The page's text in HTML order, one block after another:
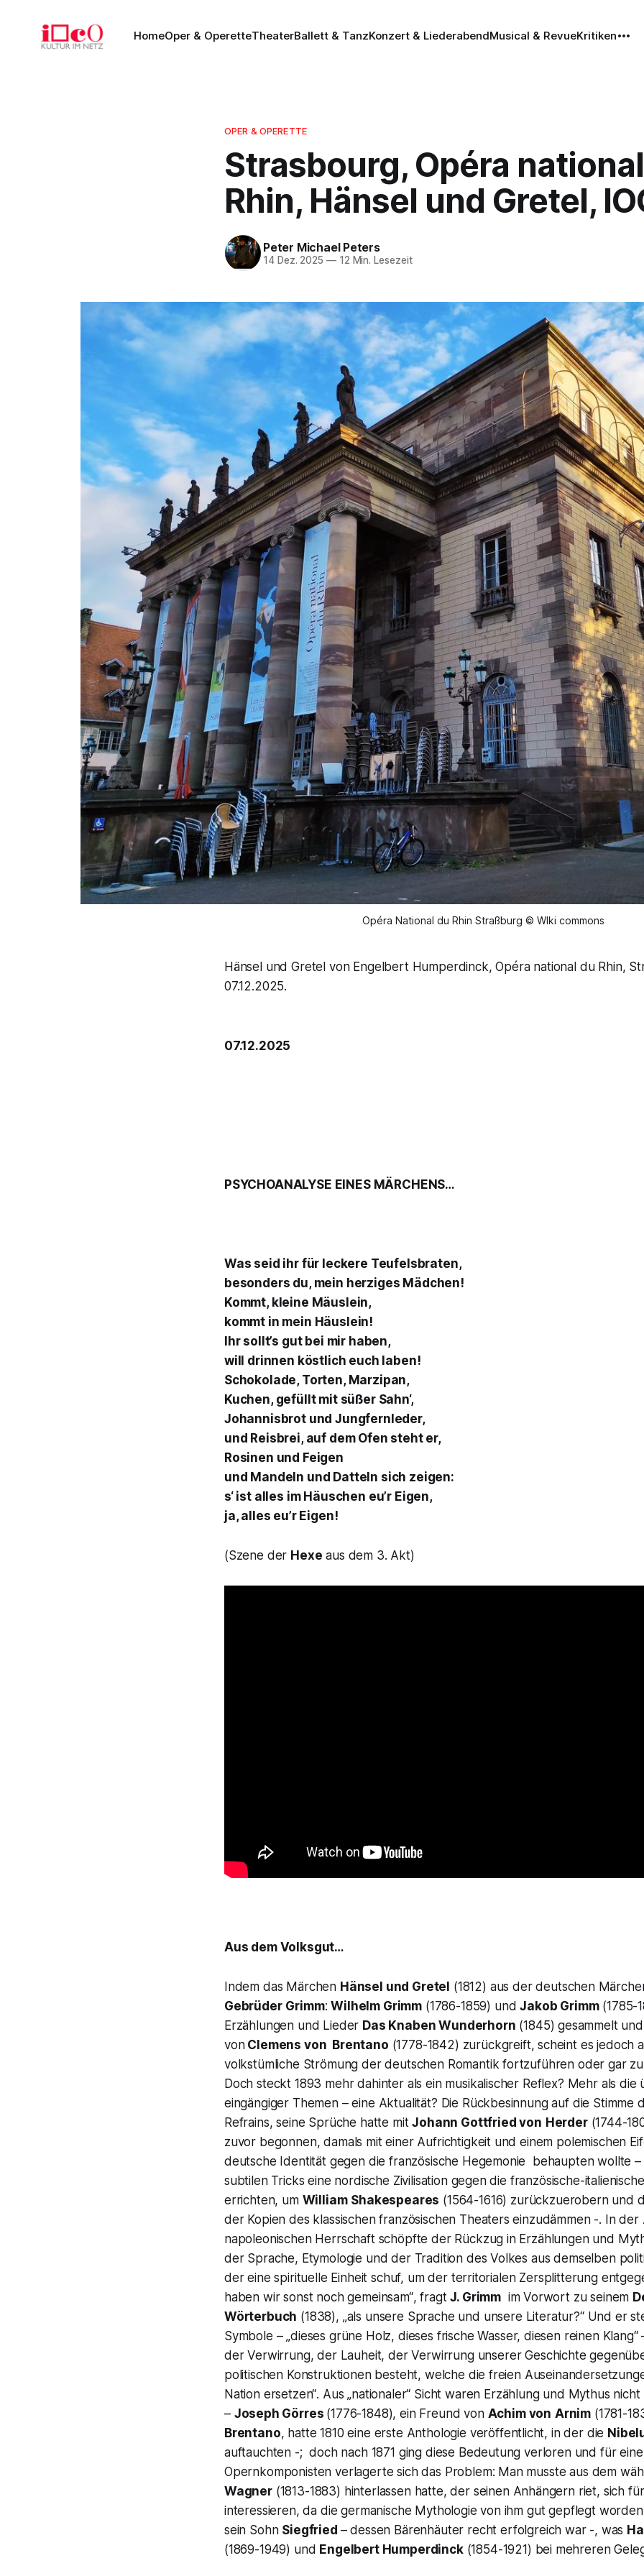
HomeOper & OperetteTheaterBallett & TanzKonzert & LiederabendMusical & RevueKritiken
OPER & OPERETTE
Strasbourg, Opéra
Rhin, Hänsel und Gretel,
Peter Michael Peters
14 Dez. 2025 —12 Min. Lesezeit
Opéra National du Rhin Straßburg © WIki commons
Hänsel und Gretel von Engelbert Humperdinck, Opéra national du Rhin,
07.12.2025.
07.12.2025
PSYCHOANALYSE EINES MÄRCHENS…
Was seid ihr für leckere Teufelsbraten,
besonders du, mein herziges Mädchen!
Kommt, kleine Mäuslein,
kommt in mein Häuslein!
Ihr sollt’s gut bei mir haben,
will drinnen köstlich euch laben!
Schokolade, Torten, Marzipan,
Kuchen, gefüllt mit süßer Sahn‘,
Johannisbrot und Jungfernleder,
und Reisbrei, auf dem Ofen steht er,
Rosinen und Feigen
und Mandeln und Datteln sich zeigen:
s‘ ist alles im Häuschen eu’r Eigen,
ja, alles eu’r Eigen!
(Szene der Hexe aus dem 3. Akt)
Aus dem Volksgut…
Indem das Märchen Hänsel und Gretel (1812) aus der deutschen
Gebrüder Grimm:Wilhelm Grimm (1786-1859) undJakob Grimm(1785-
Erzählungen und Lieder Das Knaben Wunderhorn (1845) gesammelt
vonClemens von Brentano (1778-1842) zurückgreift, scheint es jedoch
volkstümliche Strömung der deutschen Romantik fortzuführen oder gar
Doch steckt 1893 mehr dahinter als ein musikalischer Reflex? Mehr als die
eingängiger Themen – eine Aktualität? Die Rückbesinnung auf die Stimme
Refrains, seine Sprüche hatte mitJohann Gottfried von Herder(1744-
zuvor begonnen, damals mit einer Aufrichtigkeit und einem polemischen
deutsche Identität gegen die französische Hegemonie behaupten wollte
subtilen Tricks eine nordische Zivilisation gegen die französische-
errichten, um William Shakespeares (1564-1616) zurückzuerobern und
der Kopien des klassischen französischen Theaters einzudämmen -. In der
napoleonischen Herrschaft schöpfte der Rückzug in Erzählungen und
der Sprache, Etymologie und der Tradition des Volkes aus demselben
der eine spirituelle Einheit schuf, um der territorialen Zersplitterung
haben wir sonst noch gemeinsam“, fragtJ. Grimm im Vorwort zu seinem
Wörterbuch (1838), „als unsere Sprache und unsere Literatur?“Und er
Symbole –„dieses grüne Holz, dieses frische Wasser, diesen reinen Klang“
der Verwirrung, der Lauheit, der Verwirrung unserer Geschichte
politischen Konstruktionen besteht, welche die freien
Nation ersetzen“. Aus„nationaler“ Sicht waren Erzählung und Mythus
– Joseph Görres (1776-1848), ein Freund von Achim von Arnim (1781-
Brentano, hatte 1810 eine erste Anthologie veröffentlicht, in der die
auftauchten -; doch nach 1871 ging diese Bedeutung verloren und für
Opernkomponisten verlagerte sich das Problem: Man musste aus dem
Wagner(1813-1883) hinterlassen hatte, der seinen Anhängern riet, sich
interessieren, da die germanische Mythologie von ihm gut gepflegt
sein Sohn Siegfried – dessen Bärenhäuter recht erfolgreich war -, was
(1869-1949) und Engelbert Humperdinck(1854-1921) bei mehreren